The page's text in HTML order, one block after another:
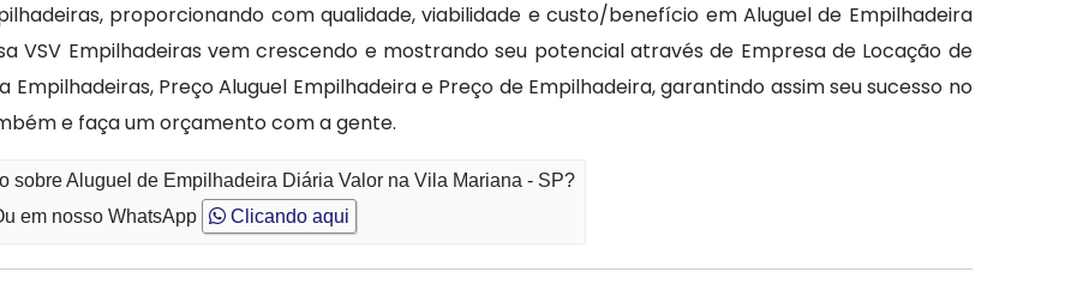
proporcionando com qualidade, viabilidade e custo/benefício em Aluguel de Empilhadeira
VSV Empilhadeiras vem crescendo e mostrando seu potencial através de Empresa de Locação de
Preço Aluguel Empilhadeira e Preço de Empilhadeira, garantindo assim seu sucesso no
e faça um orçamento com a gente.
sobre Aluguel de Empilhadeira Diária Valor na Vila Mariana - SP?
em nosso WhatsApp Clicando aqui